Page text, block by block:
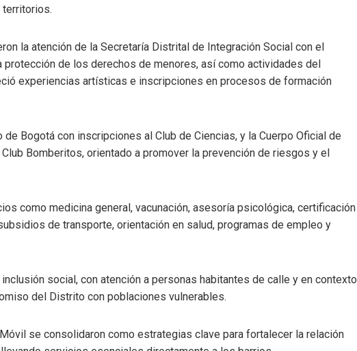
territorios.
la atención de la Secretaría Distrital de Integración Social con el
protección de los derechos de menores, así como actividades del
experiencias artísticas e inscripciones en procesos de formación
de Bogotá con inscripciones al Club de Ciencias, y la Cuerpo Oficial de
Bomberitos, orientado a promover la prevención de riesgos y el
como medicina general, vacunación, asesoría psicológica, certificación
de transporte, orientación en salud, programas de empleo y
social, con atención a personas habitantes de calle y en contexto
del Distrito con poblaciones vulnerables.
se consolidaron como estrategias clave para fortalecer la relación